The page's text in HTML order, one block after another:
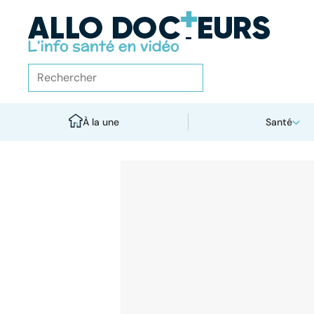
À la une Santé